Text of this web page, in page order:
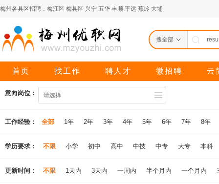
梅州各县区招聘： 梅江区 梅县区 兴宁 五华 丰顺 平远 蕉岭 大埔
搜全部
首页 找工作 聘人才 微招聘 云
意向岗位： 请选择
工作经验： 全部 1年 2年 3年 4年 5年 6年 7年 8年
学历要求： 不限 小学 初中 高中 中技 中专 大专 本科
更新时间： 不限 1天内 3天内 一周内 半个月内 一个月内